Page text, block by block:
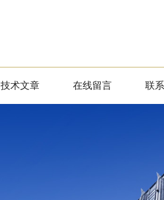
技术文章 在线留言 联